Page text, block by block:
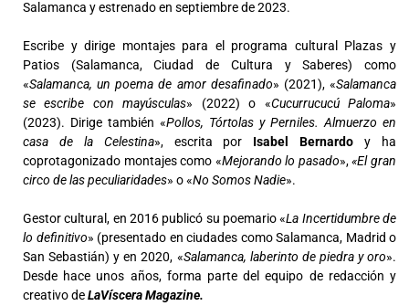
Salamanca y estrenado en septiembre de 2023.
Escribe y dirige montajes para el programa cultural Plazas y
Patios (Salamanca, Ciudad de Cultura y Saberes) como
«Salamanca, un poema de amor desafinado» (2021), «Salamanca
se escribe con mayúsculas» (2022) o «Cucurrucucú Paloma»
(2023). Dirige también «Pollos, Tórtolas y Perniles. Almuerzo en
casa de la Celestina», escrita por Isabel Bernardo y ha
coprotagonizado montajes como «Mejorando lo pasado»,«El gran
circo de las peculiaridades» o «No Somos Nadie».
Gestor cultural, en 2016 publicó su poemario «La Incertidumbre de
lo definitivo» (presentado en ciudades como Salamanca, Madrid o
San Sebastián) y en 2020, «Salamanca, laberinto de piedra y oro».
Desde hace unos años, forma parte del equipo de redacción y
creativo deLaVíscera Magazine.